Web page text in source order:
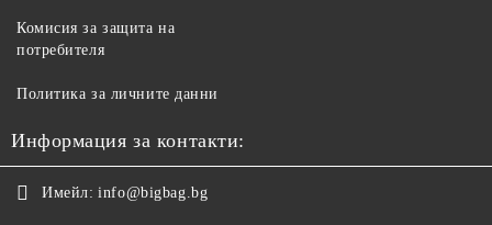
Комисия за защита на
потребителя
Политика за личните данни
Информация за контакти:
Имейл: info@bigbag.bg